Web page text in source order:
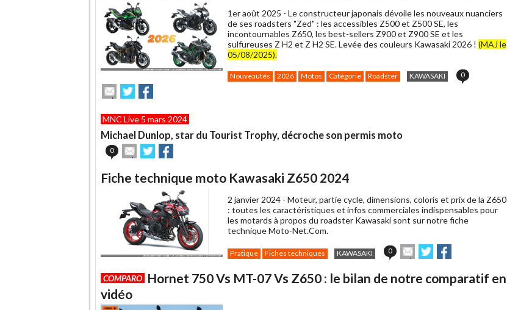
ami
1er août 2025 - Le constructeur japonais dévoile les nouveaux nuanciers
de ses roadsters "Zed" : les accessibles Z500 et Z500 SE, les
incontournables Z650, les best-sellers Z900 et Z900 SE et les
sulfureuses Z H2 et Z H2 SE. Levée des couleurs Kawasaki 2026 ! (MAJ le
05/08/2025).
Nouveautés 2026 Motos Catégorie Roadster KAWASAKI 0
Envoyer
cet
à
un
ami
Partager
sur
sur
MNC Live 5 mars 2024
Michael Dunlop, star du Tourist Trophy, décroche son permis moto
0
Envoyer
cet
à
ami
Partager
sur sur
Fiche technique moto Kawasaki Z650 2024
2 janvier 2024 - Moteur, partie cycle, dimensions, coloris et prix de la Z650
: toutes les caractéristiques et infos commerciales indispensables pour
les motards à propos du roadster Kawasaki sont sur notre fiche
technique Moto-Net.Com.
Pratique Fiches techniques KAWASAKI 0
Envoyer
cet
à
Partager
sur sur
COMPARO Hornet 750 Vs MT-07 Vs Z650 : le bilan de notre comparatif en
vidéo